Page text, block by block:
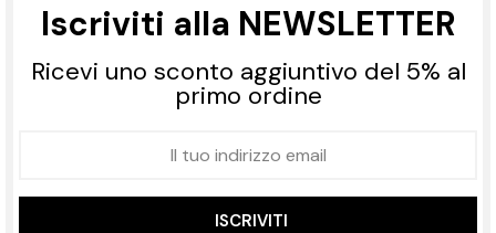
Iscriviti alla NEWSLETTER
Ricevi uno sconto aggiuntivo del 5% al
primo ordine
ISCRIVITI